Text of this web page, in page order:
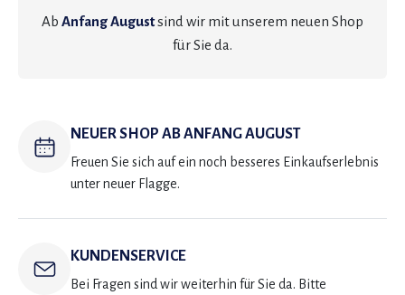
Ab Anfang Augustsind wir mit unserem neuen Shop
für Sie da.
NEUER SHOP AB ANFANG AUGUST
Freuen Sie sich auf ein noch besseres Einkaufserlebnis
unter neuer Flagge.
KUNDENSERVICE
Bei Fragen sind wir weiterhin für Sie da. Bitte